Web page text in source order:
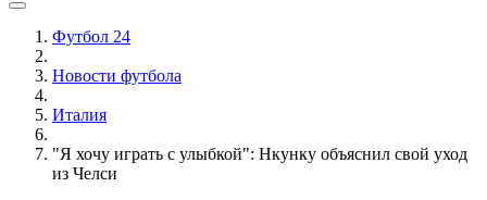
Футбол 24
Новости футбола
Италия
"Я хочу играть с улыбкой": Нкунку объяснил свой уход
из Челси